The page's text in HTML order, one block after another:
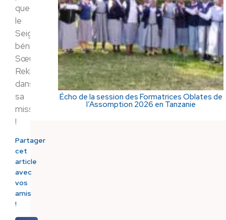
que
le
Seigneur
bénisse
Sœur
Rekha
dans
sa
mission
!
Partager
cet
article
avec
vos
amis
!
Écho de la session des Formatrices Oblates de
l’Assomption 2026 en Tanzanie